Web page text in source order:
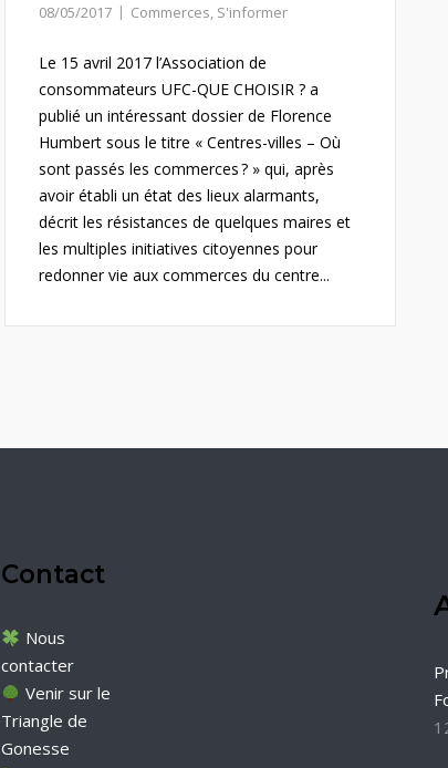
08/05/2017 Commerces, S'informer
Le 15 avril 2017 l’Association de
consommateurs UFC-QUE CHOISIR ? a
publié un intéressant dossier de Florence
Humbert sous le titre « Centres-villes – Où
sont passés les commerces ? » qui, après
avoir établi un état des lieux alarmants,
décrit les résistances de quelques maires et
les multiples initiatives citoyennes pour
redonner vie aux commerces du centre...
Contact
Nous
contacter
Venir sur le
Triangle de
Gonesse